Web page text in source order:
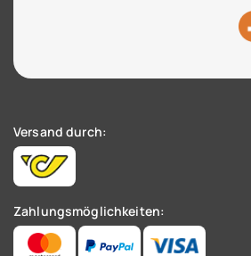
Versand durch:
Zahlungsmöglichkeiten: